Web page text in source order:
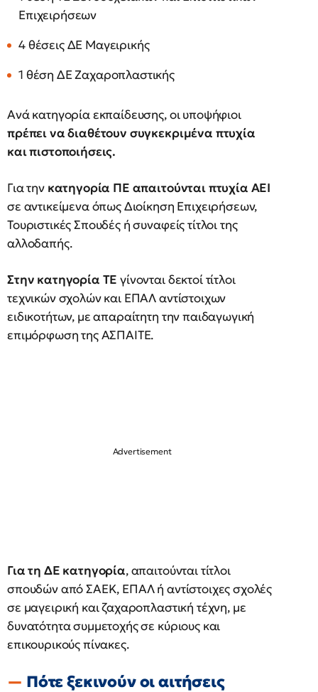
Επιχειρήσεων
4 θέσεις ΔΕ Μαγειρικής
1 θέση ΔΕ Ζαχαροπλαστικής
Ανά κατηγορία εκπαίδευσης, οι υποψήφιοι
πρέπει να διαθέτουν συγκεκριμένα πτυχία
και πιστοποιήσεις.
Για την κατηγορία ΠΕ απαιτούνται πτυχία ΑΕΙ
σε αντικείμενα όπως Διοίκηση Επιχειρήσεων,
Τουριστικές Σπουδές ή συναφείς τίτλοι της
αλλοδαπής.
Στην κατηγορία ΤΕ γίνονται δεκτοί τίτλοι
τεχνικών σχολών και ΕΠΑΛ αντίστοιχων
ειδικοτήτων, με απαραίτητη την παιδαγωγική
επιμόρφωση της ΑΣΠΑΙΤΕ.
Για τη ΔΕ κατηγορία, απαιτούνται τίτλοι
σπουδών από ΣΑΕΚ, ΕΠΑΛ ή αντίστοιχες σχολές
σε μαγειρική και ζαχαροπλαστική τέχνη, με
δυνατότητα συμμετοχής σε κύριους και
επικουρικούς πίνακες.
Πότε ξεκινούν οι αιτήσεις